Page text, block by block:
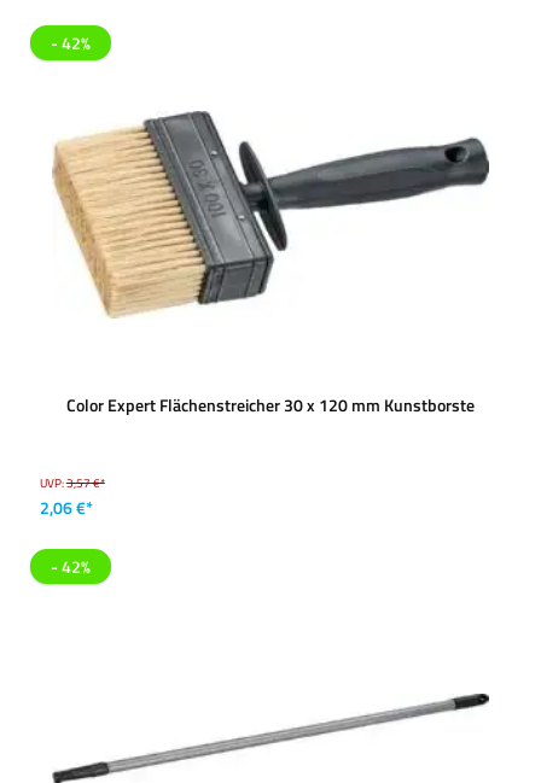
- 42%
Color Expert Flächenstreicher 30 x 120 mm Kunstborste
UVP:3,57 €*
2,06 €*
- 42%